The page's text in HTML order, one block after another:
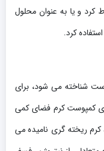
و یا به عنوان محلول
کرد.
شناخته می شود، برای
کمپوست کرم فضای کمی
کرم ریخته گری نامیده می